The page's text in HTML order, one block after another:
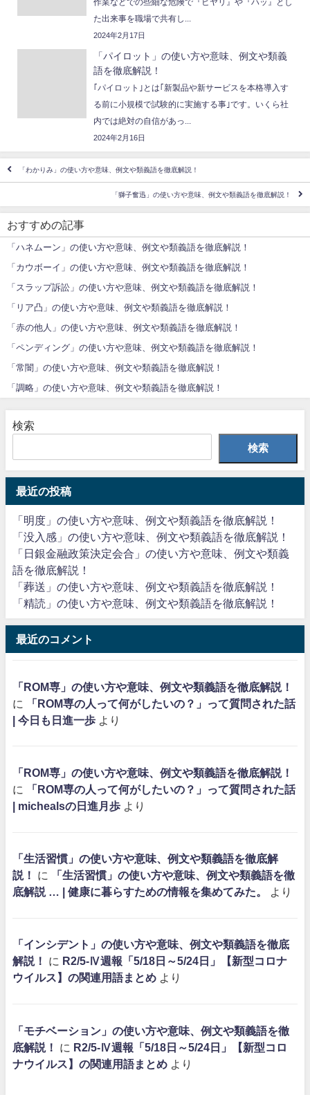
作業などでの些細な危険で『ヒヤリ』や『ハッ』とし
た出来事を職場で共有し...
2024年2月17日
「パイロット」の使い方や意味、例文や類義
語を徹底解説！
｢パイロット｣とは｢新製品や新サービスを本格導入す
る前に小規模で試験的に実施する事｣です。いくら社
内では絶対の自信があっ...
2024年2月16日
「わかりみ」の使い方や意味、例文や類義語を徹底解説！
「獅子奮迅」の使い方や意味、例文や類義語を徹底解説！
おすすめの記事
「ハネムーン」の使い方や意味、例文や類義語を徹底解説！
「カウボーイ」の使い方や意味、例文や類義語を徹底解説！
「スラップ訴訟」の使い方や意味、例文や類義語を徹底解説！
「リア凸」の使い方や意味、例文や類義語を徹底解説！
「赤の他人」の使い方や意味、例文や類義語を徹底解説！
「ペンディング」の使い方や意味、例文や類義語を徹底解説！
「常闇」の使い方や意味、例文や類義語を徹底解説！
「調略」の使い方や意味、例文や類義語を徹底解説！
検索
検索
最近の投稿
「明度」の使い方や意味、例文や類義語を徹底解説！
「没入感」の使い方や意味、例文や類義語を徹底解説！
「日銀金融政策決定会合」の使い方や意味、例文や類義
語を徹底解説！
「葬送」の使い方や意味、例文や類義語を徹底解説！
「精読」の使い方や意味、例文や類義語を徹底解説！
最近のコメント
「ROM専」の使い方や意味、例文や類義語を徹底解説！
に
「ROM専の人って何がしたいの？」って質問された話
| 今日も日進一歩 より
「ROM専」の使い方や意味、例文や類義語を徹底解説！
に
「ROM専の人って何がしたいの？」って質問された話
| michealsの日進月歩 より
「生活習慣」の使い方や意味、例文や類義語を徹底解
説！
に
「生活習慣」の使い方や意味、例文や類義語を徹
底解説 … | 健康に暮らすための情報を集めてみた。
より
「インシデント」の使い方や意味、例文や類義語を徹底
解説！
に R2/5-Ⅳ週報「5/18日～5/24日」【新型コロナ
ウイルス】の関連用語まとめ より
「モチベーション」の使い方や意味、例文や類義語を徹
底解説！
に R2/5-Ⅳ週報「5/18日～5/24日」【新型コロ
ナウイルス】の関連用語まとめ より